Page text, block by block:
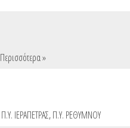
Περισσότερα »
Π.Υ. ΙΕΡΑΠΕΤΡΑΣ,Π.Υ. ΡΕΘΥΜΝΟΥ